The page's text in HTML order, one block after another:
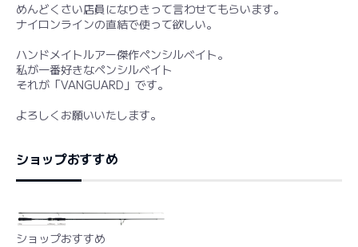
めんどくさい店員になりきって言わせてもらいます。
ナイロンラインの直結で使って欲しい。
ハンドメイトルアー傑作ペンシルベイト。
私が一番好きなペンシルベイト
それが「VANGUARD」です。
よろしくお願いいたします。
ショップおすすめ
ショップおすすめ